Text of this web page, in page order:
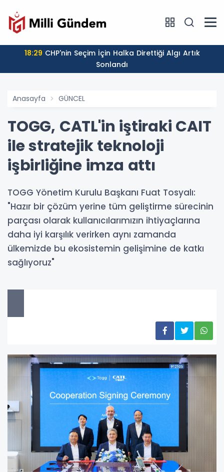
18:29
Sonlandı
Anasayfa GÜNCEL
TOGG, CATL'in iştiraki CAIT
ile stratejik teknoloji
işbirliğine imza attı
TOGG Yönetim Kurulu Başkanı Fuat Tosyalı:
"Hazır bir çözüm yerine tüm geliştirme sürecinin
parçası olarak kullanıcılarımızın ihtiyaçlarına
daha iyi karşılık verirken aynı zamanda
ülkemizde bu ekosistemin gelişimine de katkı
sağlıyoruz"